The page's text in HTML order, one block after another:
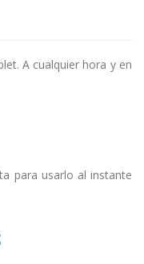
A cualquier hora y en
para usarlo al instante